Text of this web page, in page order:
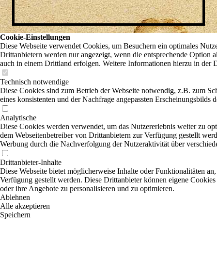
Cookie-Einstellungen
Diese Webseite verwendet Cookies, um Besuchern ein optimales
Drittanbietern werden nur angezeigt, wenn die entsprechende Option
auch in einem Drittland erfolgen. Weitere Informationen hierzu in der
Technisch notwendige
Diese Cookies sind zum Betrieb der Webseite notwendig, z.B. zum
eines konsistenten und der Nachfrage angepassten Erscheinungsbilds
Analytische
Diese Cookies werden verwendet, um das Nutzererlebnis weiter zu
dem Webseitenbetreiber von Drittanbietern zur Verfügung gestellt
Werbung durch die Nachverfolgung der Nutzeraktivität über
Drittanbieter-Inhalte
Diese Webseite bietet möglicherweise Inhalte oder Funktionalitäten
Verfügung gestellt werden. Diese Drittanbieter können eigene
oder ihre Angebote zu personalisieren und zu optimieren.
Ablehnen
Alle akzeptieren
Speichern